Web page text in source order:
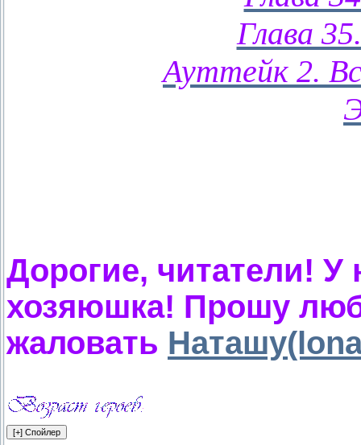
Глава
Ауттейк 2.
Дорогие, читатели!
хозяюшка! Прошу
жаловать